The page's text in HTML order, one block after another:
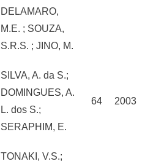
DELAMARO,
M.E. ; SOUZA,
S.R.S. ; JINO, M.
SILVA, A. da S.;
DOMINGUES, A.
L. dos S.;
SERAPHIM, E.
64 2003
TONAKI, V.S.;